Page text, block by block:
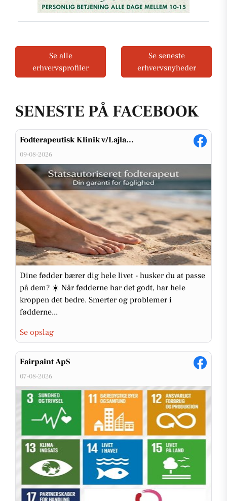
SENESTE PÅ FACEBOOK
Fodterapeutisk Klinik v/Lajla...
09-08-2026
Dine fødder bærer dig hele livet - husker du at passe
på dem? ☀️ Når fødderne har det godt, har hele
kroppen det bedre. Smerter og problemer i
fødderne...
Se opslag
Fairpaint ApS
07-08-2026
Se alle
erhvervsprofiler
Se seneste
erhvervsnyheder